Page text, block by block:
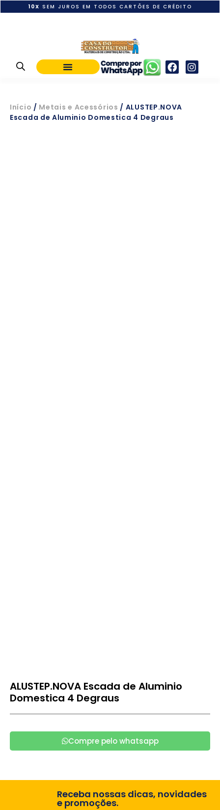
10X SEM JUROS EM TODOS CARTÕES DE CRÉDITO
Início / Metais e Acessórios / ALUSTEP.NOVA
Escada de Aluminio Domestica 4 Degraus
ALUSTEP.NOVA Escada de Aluminio
Domestica 4 Degraus
Compre pelo whatsapp
Receba nossas dicas, novidades
e promoções.